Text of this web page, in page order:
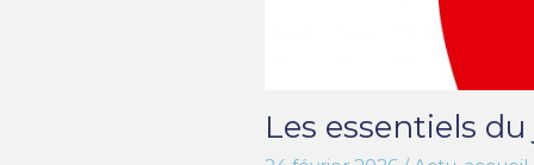
Les essentiels